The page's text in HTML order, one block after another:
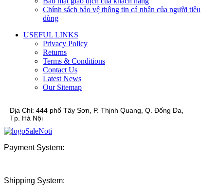
Chính sách bảo vệ thông tin cá nhân của người tiêu
dùng
USEFUL LINKS
Privacy Policy
Returns
Terms & Conditions
Contact Us
Latest News
Our Sitemap
Địa Chỉ: 444 phố Tây Sơn, P. Thịnh Quang, Q. Đống Đa,
Tp. Hà Nội
Payment System:
Shipping System: